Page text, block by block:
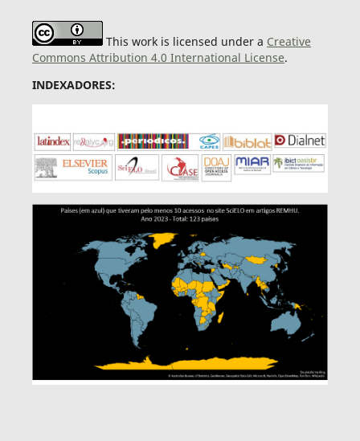
This work is licensed under a Creative
Commons Attribution 4.0 International License.
INDEXADORES: